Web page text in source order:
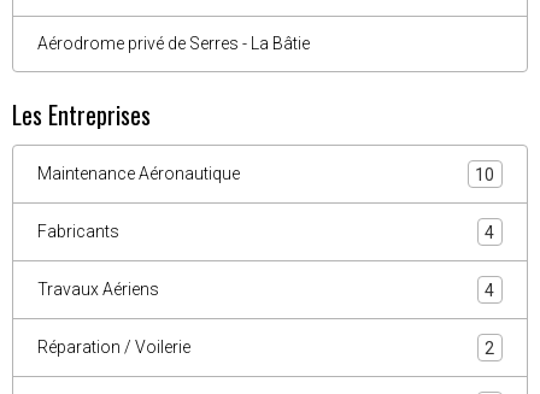
Aérodrome privé de Serres - La Bâtie
Les Entreprises
Maintenance Aéronautique 10
Fabricants 4
Travaux Aériens 4
Réparation / Voilerie 2